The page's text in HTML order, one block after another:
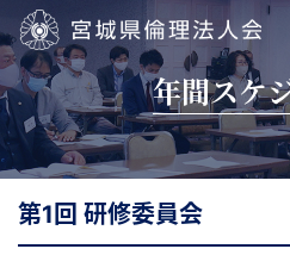
宮城県倫理法人会年間スケ
第1回 研修委員会